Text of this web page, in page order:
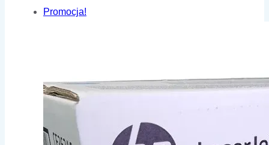
Promocja!